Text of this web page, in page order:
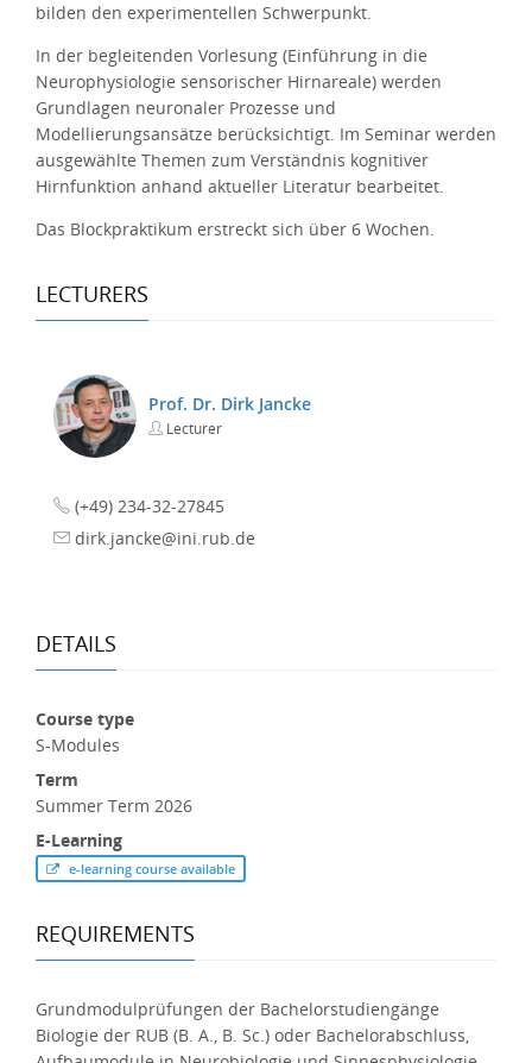
bilden den experimentellen Schwerpunkt.
In der begleitenden Vorlesung (Einführung in die
Neurophysiologie sensorischer Hirnareale) werden
Grundlagen neuronaler Prozesse und
Modellierungsansätze berücksichtigt. Im Seminar werden
ausgewählte Themen zum Verständnis kognitiver
Hirnfunktion anhand aktueller Literatur bearbeitet.
Das Blockpraktikum erstreckt sich über 6 Wochen.
LECTURERS
Prof. Dr. Dirk Jancke
Lecturer
(+49) 234-32-27845
dirk.jancke@ini.rub.de
DETAILS
Course type
S-Modules
Term
Summer Term 2026
E-Learning
e-learning course available
REQUIREMENTS
Grundmodulprüfungen der Bachelorstudiengänge
Biologie der RUB (B. A., B. Sc.) oder Bachelorabschluss,